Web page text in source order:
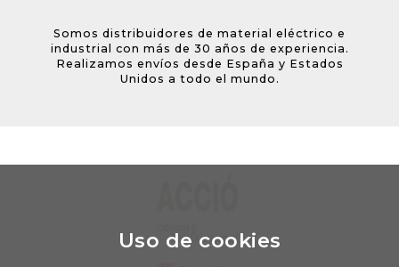
Somos distribuidores de material eléctrico e
industrial con más de 30 años de experiencia.
Realizamos envíos desde España y Estados
Unidos a todo el mundo.
Uso de cookies